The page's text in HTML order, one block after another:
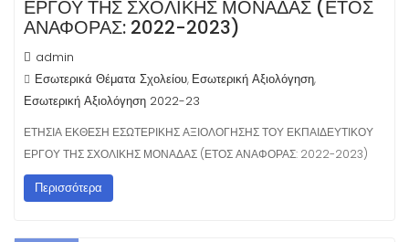
ΈΡΓΟΥ ΤΗΣ ΣΧΟΛΙΚΉΣ ΜΟΝΆΔΑΣ (ΈΤΟΣ
ΑΝΑΦΟΡΆΣ: 2022-2023)
admin
Εσωτερικά Θέματα Σχολείου, Εσωτερική Αξιολόγηση,
Εσωτερική Αξιολόγηση 2022-23
ΕΤΗΣΙΑ ΕΚΘΕΣΗ ΕΣΩΤΕΡΙΚΗΣ ΑΞΙΟΛΟΓΗΣΗΣ ΤΟΥ ΕΚΠΑΙΔΕΥΤΙΚΟΥ
ΕΡΓΟΥ ΤΗΣ ΣΧΟΛΙΚΗΣ ΜΟΝΑΔΑΣ (ΕΤΟΣ ΑΝΑΦΟΡΑΣ: 2022-2023)
Περισσότερα